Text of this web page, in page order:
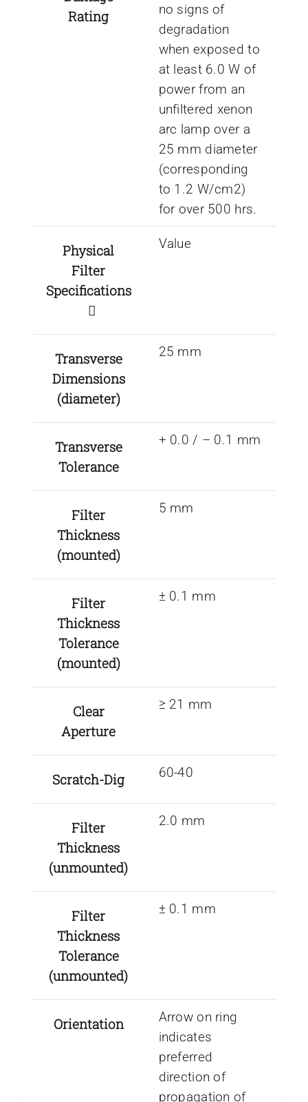
Rating
no signs of
degradation
when exposed to
at least 6.0 W of
power from an
unfiltered xenon
arc lamp over a
25 mm diameter
(corresponding
to 1.2 W/cm2)
for over 500 hrs.
Physical
Filter
Specifications
Value
Transverse
Dimensions
(diameter)
25 mm
Transverse
Tolerance
+ 0.0 / – 0.1 mm
Filter
Thickness
(mounted)
5 mm
Filter
Thickness
Tolerance
(mounted)
± 0.1 mm
Clear
Aperture
≥ 21 mm
Scratch-Dig 60-40
Filter
Thickness
(unmounted)
2.0 mm
Filter
Thickness
Tolerance
(unmounted)
± 0.1 mm
Orientation
Arrow on ring
indicates
preferred
direction of
propagation of